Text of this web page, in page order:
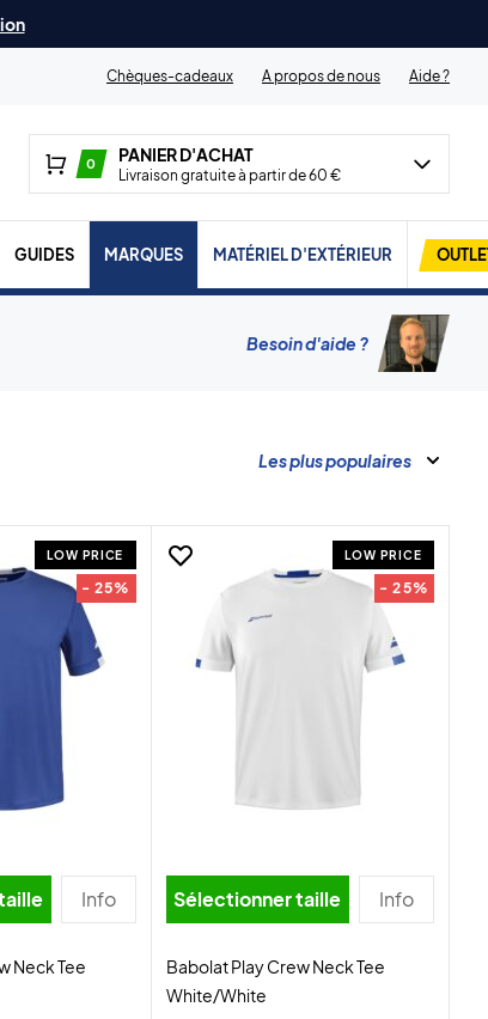
Chèques-cadeaux
A propos de nous Aide ?
0 PANIER D'ACHAT
Livraison gratuite à partir de 60 €
GUIDES MARQUES MATÉRIEL D'EXTÉRIEUR
Besoin d'aide ?
Les plus populaires
LOW PRICE
- 25%
Info
Neck Tee
LOW PRICE
- 25%
Sélectionner taille Info
Babolat Play Crew Neck Tee
White/White